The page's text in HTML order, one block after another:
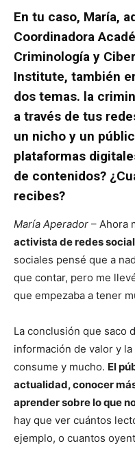
En tu caso, María,
Coordinadora
Criminología y
Institute, también
dos temas. la
a través de tus
un nicho y un
plataformas
de contenidos?
recibes?
María Aperador – Ahora
activista de redes
sociales pensé que a
que contar, pero me
que empezaba a tener
La conclusión que saco
información de valor y
consume y mucho. El
actualidad, conocer
aprender sobre lo que
hay que ver cuántos
ejemplo, o cuantos